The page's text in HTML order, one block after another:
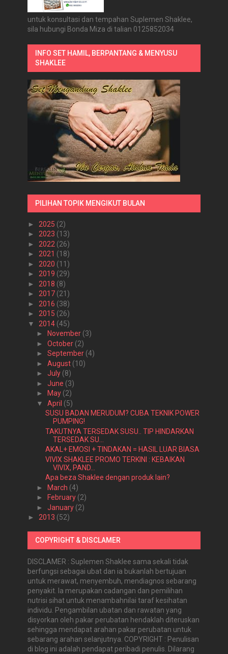
untuk konsultasi dan tempahan Suplemen Shaklee,
sila hubungi Bonda Miza di talian 0125852034
INFO SET HAMIL, BERPANTANG & MENYUSU
SHAKLEE
PILIHAN TOPIK MENGIKUT BULAN
► 2025 (2)
► 2023 (13)
► 2022 (26)
► 2021 (18)
► 2020 (11)
► 2019 (29)
► 2018 (8)
► 2017 (21)
► 2016 (38)
► 2015 (26)
▼ 2014 (45)
►
November (3)
► October (2)
► September (4)
► August (10)
► July (8)
► June (3)
►
May (2)
▼ April (5)
SUSU BADAN MERUDUM? CUBA TEKNIK POWER
PUMPING!
TAKUTNYA TERSEDAK SUSU.. TIP HINDARKAN
TERSEDAK SU...
AKAL+ EMOSI + TINDAKAN = HASIL LUAR BIASA
VIVIX SHAKLEE PROMO TERKINI : KEBAIKAN
VIVIX, PAND...
Apa beza Shaklee dengan produk lain?
►
March (4)
►
February (2)
► January (2)
► 2013 (52)
COPYRIGHT & DISCLAMER
DISCLAMER : Suplemen Shaklee sama sekali tidak
berfungsi sebagai ubat dan ia bukanlah bertujuan
untuk merawat, menyembuh, mendiagnos sebarang
penyakit. Ia merupakan cadangan dan pemilihan
nutrisi sihat untuk menambahnilai taraf kesihatan
individu. Pengambilan ubatan dan rawatan yang
disyorkan oleh pakar perubatan hendaklah diteruskan
sehingga mendapat arahan pakar perubatan untuk
sebarang arahan selanjutnya. COPYRIGHT : Penulisan
di blog ini adalah pendapat peribadi penulis. Dilarang